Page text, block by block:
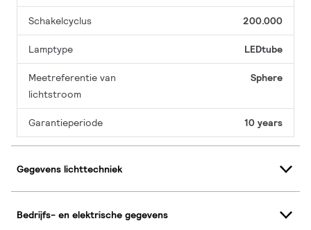
Schakelcyclus 200.000
Lamptype LEDtube
Meetreferentie van
lichtstroom
Sphere
Garantieperiode 10 years
Gegevens lichttechniek
Bedrijfs- en elektrische gegevens